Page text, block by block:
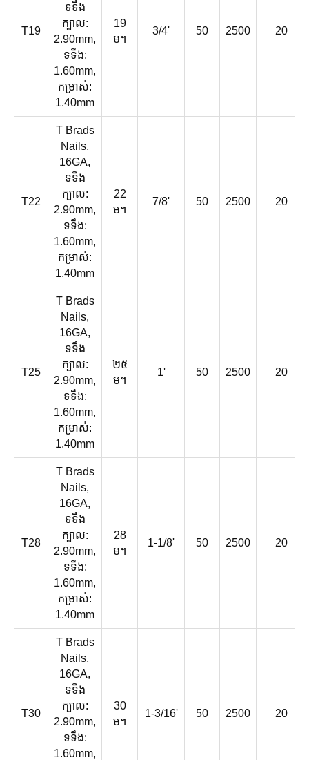
T19
ទទឹង
ក្បាល:
2.90mm,
ទទឹង:
1.60mm,
កម្រាស់:
1.40mm
19
ម។
3/4' 50 2500 20
T22
T Brads
Nails,
16GA,
ទទឹង
ក្បាល:
2.90mm,
ទទឹង:
1.60mm,
កម្រាស់:
1.40mm
22
ម។
7/8' 50 2500 20
T25
T Brads
Nails,
16GA,
ទទឹង
ក្បាល:
2.90mm,
ទទឹង:
1.60mm,
កម្រាស់:
1.40mm
២៥
ម។
1' 50 2500 20
T28
T Brads
Nails,
16GA,
ទទឹង
ក្បាល:
2.90mm,
ទទឹង:
1.60mm,
កម្រាស់:
1.40mm
28
ម។
1-1/8' 50 2500 20
T30
T Brads
Nails,
16GA,
ទទឹង
ក្បាល:
2.90mm,
ទទឹង:
1.60mm,
30
ម។
1-3/16' 50 2500 20